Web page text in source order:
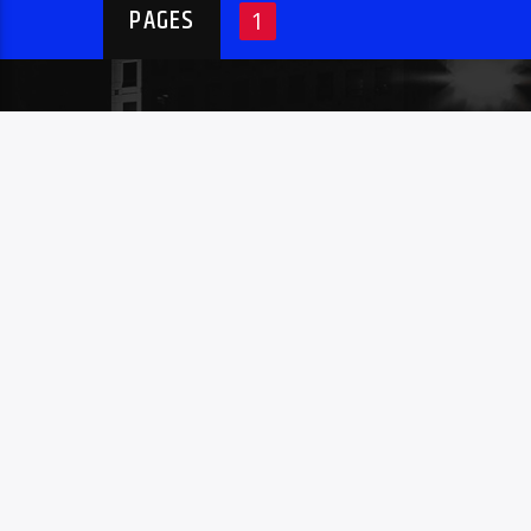
PAGES 1